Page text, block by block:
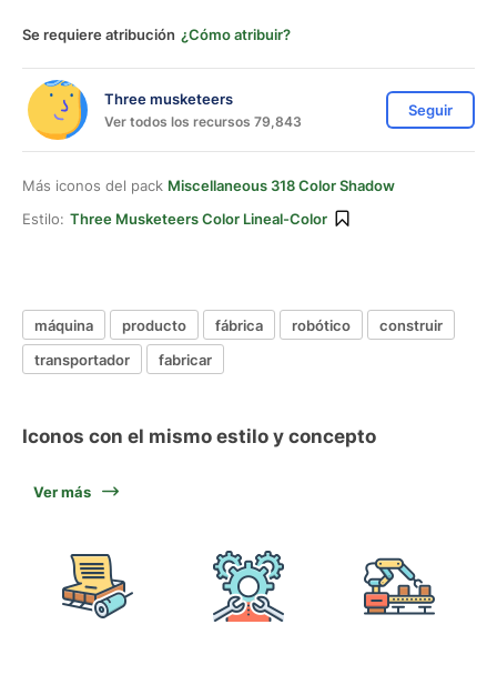
Se requiere atribución ¿Cómo atribuir?
Three musketeers
Ver todos los recursos 79,843
Seguir
Más iconos del pack Miscellaneous 318 Color Shadow
Estilo: Three Musketeers Color Lineal-Color
máquina producto fábrica robótico
construir
transportador
fabricar
Iconos con el mismo estilo y concepto
Ver más